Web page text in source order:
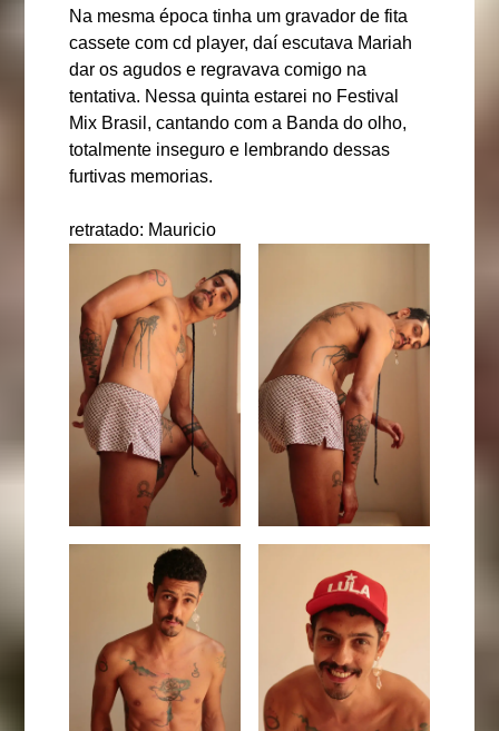
Na mesma época tinha um gravador de fita
cassete com cd player, daí escutava Mariah
dar os agudos e regravava comigo na
tentativa. Nessa quinta estarei no Festival
Mix Brasil, cantando com a Banda do olho,
totalmente inseguro e lembrando dessas
furtivas memorias.
retratado: Mauricio